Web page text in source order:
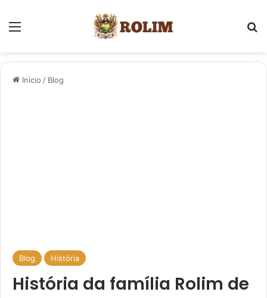
Início / Blog
Blog História
História da família Rolim de